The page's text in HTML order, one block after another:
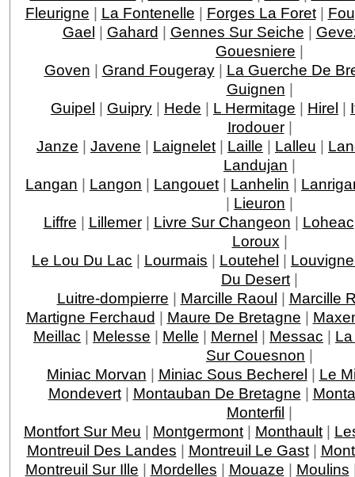
Fleurigne | La Fontenelle | Forges La Foret|
Gael | Gahard | Gennes Sur Seiche |
Gouesniere |
Goven | Grand Fougeray| La Guerche De
Guignen |
Guipel | Guipry | Hede | L Hermitage | Hirel |
Irodouer|
Janze | Javene | Laignelet | Laille | Lalleu |
Landujan |
Langan | Langon | Langouet | Lanhelin |
| Lieuron |
Liffre | Lillemer| Livre Sur Changeon | Loheac
Loroux |
Le Lou Du Lac | Lourmais | Loutehel |
Du Desert |
Luitre-dompierre | Marcille Raoul | Marcille
Martigne Ferchaud | Maure De Bretagne |
Meillac | Melesse | Melle | Mernel | Messac |
Sur Couesnon |
Miniac Morvan | Miniac Sous Becherel | Le
Mondevert| Montauban De Bretagne |
Monterfil |
Montfort Sur Meu | Montgermont | Monthault |
Montreuil Des Landes | Montreuil Le Gast|
Montreuil Sur Ille | Mordelles | Mouaze | Moulins